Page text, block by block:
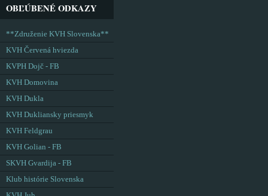
OBĽÚBENÉ ODKAZY
**Združenie KVH Slovenska**
KVH Červená hviezda
KVPH Dojč - FB
KVH Domovina
KVH Dukla
KVH Dukliansky priesmyk
KVH Feldgrau
KVH Golian - FB
SKVH Gvardija - FB
Klub histórie Slovenska